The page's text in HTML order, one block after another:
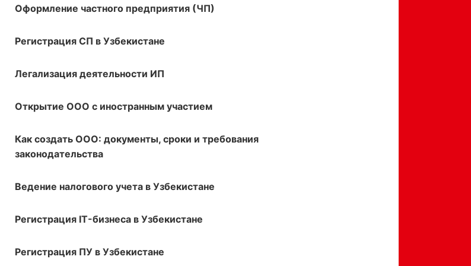
Оформление частного предприятия (ЧП)
Регистрация СП в Узбекистане
Легализация деятельности ИП
Открытие ООО с иностранным участием
Как создать ООО: документы, сроки и требования
законодательства
Ведение налогового учета в Узбекистане
Регистрация IT-бизнеса в Узбекистане
Регистрация ПУ в Узбекистане